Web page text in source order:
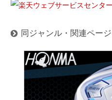
同ジャンル・関連ページ